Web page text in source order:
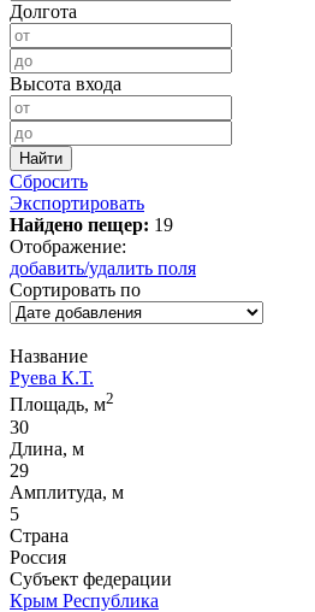
Долгота
Высота входа
Сбросить
Экспортировать
Найдено пещер: 19
Отображение:
добавить/удалить поля
Сортировать по
Название
Руева К.Т.
Площадь, м2
30
Длина, м
29
Амплитуда, м
5
Страна
Россия
Субъект федерации
Крым Республика